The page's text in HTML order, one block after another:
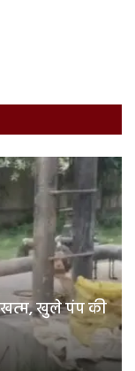
खत्म, खुले पंप की